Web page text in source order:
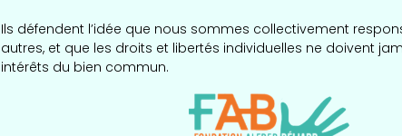
Ils défendent l’idée que nous sommes collectivement
autres, et que les droits et libertés individuelles ne doivent
intérêts du bien commun.